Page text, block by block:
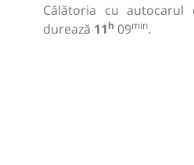
Călătoria cu autocarul
durează 11h 09min.